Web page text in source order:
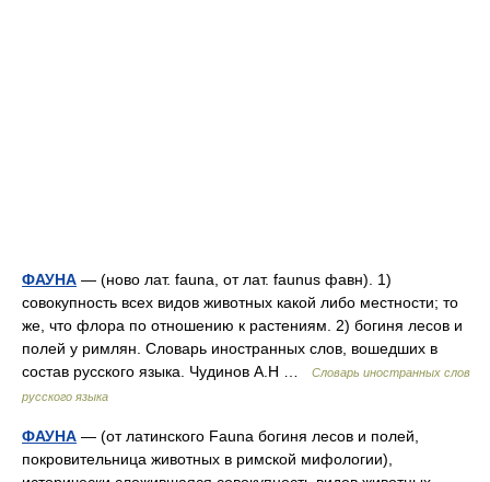
ФАУНА — (ново лат. fauna, от лат. faunus фавн). 1)
совокупность всех видов животных какой либо местности; то
же, что флора по отношению к растениям. 2) богиня лесов и
полей у римлян. Словарь иностранных слов, вошедших в
состав русского языка. Чудинов А.Н …
Словарь иностранных слов
русского языка
ФАУНА — (от латинского Fauna богиня лесов и полей,
покровительница животных в римской мифологии),